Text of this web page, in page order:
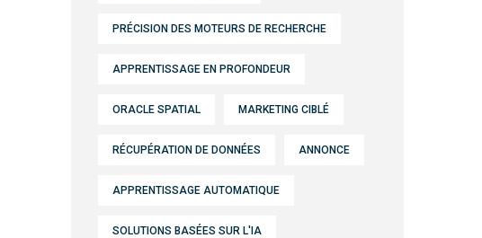
PRÉCISION DES MOTEURS DE RECHERCHE
APPRENTISSAGE EN PROFONDEUR
ORACLE SPATIAL MARKETING CIBLÉ
RÉCUPÉRATION DE DONNÉES ANNONCE
APPRENTISSAGE AUTOMATIQUE
SOLUTIONS BASÉES SUR L'IA